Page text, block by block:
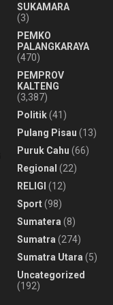
SUKAMARA
(3)
PEMKO
PALANGKARAYA
(470)
PEMPROV
KALTENG
(3,387)
Politik(41)
Pulang Pisau (13)
Puruk Cahu (66)
Regional (22)
RELIGI (12)
Sport(98)
Sumatera (8)
Sumatra (274)
Sumatra Utara (5)
Uncategorized
(192)